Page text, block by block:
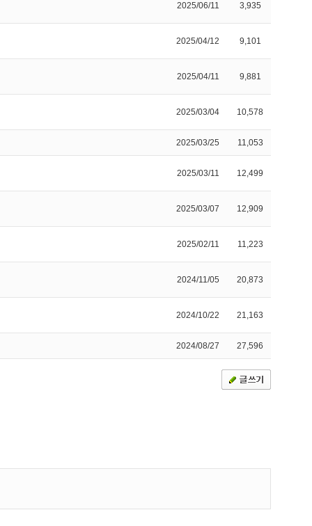
2025/06/11 3,935
2025/04/12 9,101
2025/04/11 9,881
2025/03/04 10,578
2025/03/25 11,053
2025/03/11 12,499
2025/03/07 12,909
2025/02/11 11,223
2024/11/05 20,873
2024/10/22 21,163
2024/08/27 27,596